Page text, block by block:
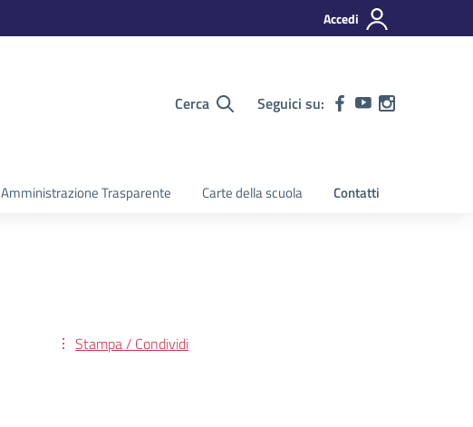
Accedi
Cerca Seguici su:
Amministrazione Trasparente Carte della scuola Contatti
Stampa / Condividi